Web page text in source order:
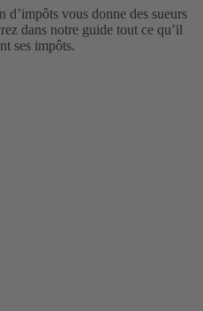
d’impôts vous donne des sueurs
dans notre guide tout ce qu’il
ses impôts.